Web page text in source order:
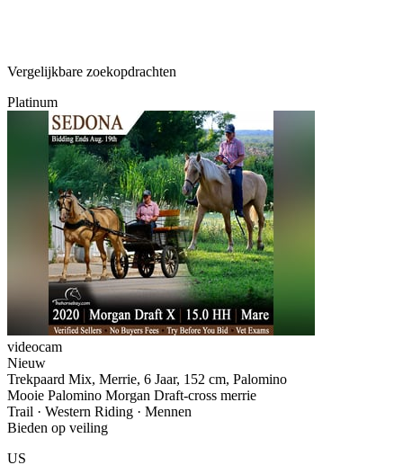
Vergelijkbare zoekopdrachten
Platinum
videocam
Nieuw
Trekpaard Mix, Merrie, 6 Jaar, 152 cm, Palomino
Mooie Palomino Morgan Draft-cross merrie
Trail · Western Riding · Mennen
Bieden op veiling
US